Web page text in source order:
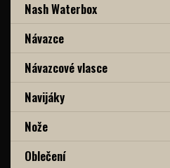
Nash Waterbox
Návazce
Návazcové vlasce
Navijáky
Nože
Oblečení